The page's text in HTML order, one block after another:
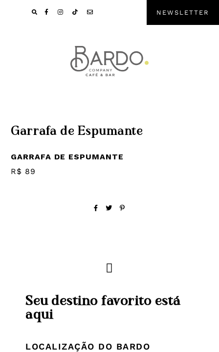
NEWSLETTER
Garrafa de Espumante
GARRAFA DE ESPUMANTE
R$ 89
Seu destino favorito está
aqui
LOCALIZAÇÃO DO BARDO